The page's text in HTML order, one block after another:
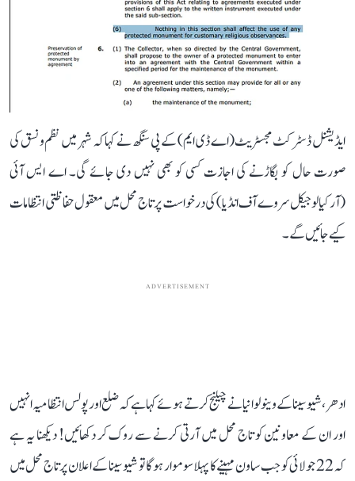
ایڈیشنل ڈسٹرکٹ مجسٹریٹ (اے ڈی ایم) کے پی سنگھ نے کہا کہ شہر میں نظم و نسق کی
صورت حال کو بگاڑنے کی اجازت کسی کو بھی نہیں دی جائے گی۔ اے ایس آئی
(آرکیالوجیکل سروے آف انڈیا) کی درخواست پر تاج محل میں معقول حفاظتی انتظامات
کیے جائیں گے۔
ADVERTISEMENT
ادھر، شیو سینا کے وینو لوانیا نے چیلنج کرتے ہوئے کہا ہے کہ ضلع اور پولس انتظامیہ انہیں
اور ان کے معاونین کو تاج محل میں آرتی کرنے سے روک کر دکھائیں! دیکھنا یہ ہے
کہ 22 جولائی کو جب ساون مہینے کا پہلا سوموار ہوگا تو شیو سینا کے اعلان پر تاج محل میں